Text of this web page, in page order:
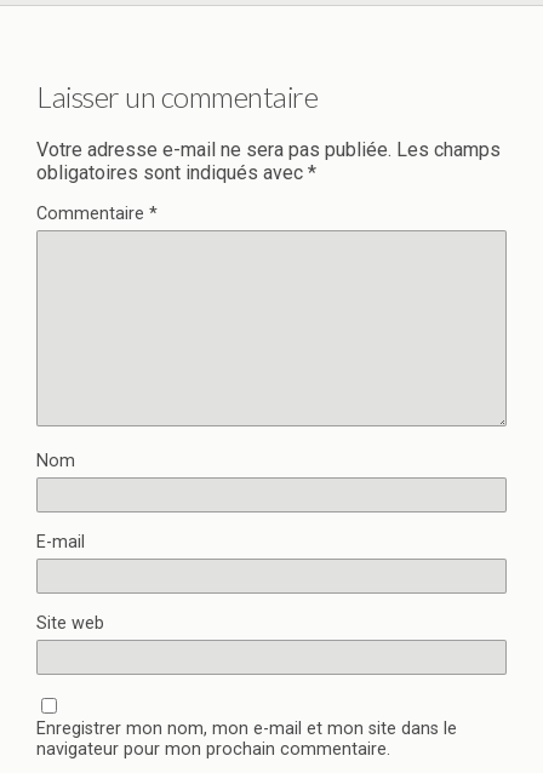
Laisser un commentaire
Votre adresse e-mail ne sera pas publiée. Les champs
obligatoires sont indiqués avec *
Commentaire *
Nom
E-mail
Site web
Enregistrer mon nom, mon e-mail et mon site dans le
navigateur pour mon prochain commentaire.